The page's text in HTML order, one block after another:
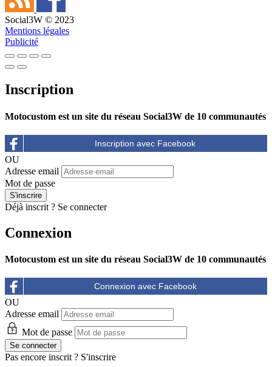
Social3W © 2023
Mentions légales
Publicité
Inscription
Motocustom est un site du réseau Social3W de 10 communautés
OU
Adresse email
Mot de passe
Déjà inscrit ? Se connecter
Connexion
Motocustom est un site du réseau Social3W de 10 communautés
OU
Adresse email
Mot de passe
Pas encore inscrit ? S'inscrire